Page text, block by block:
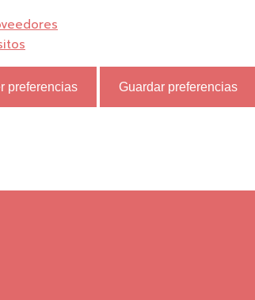
preferencias Guardar preferencias